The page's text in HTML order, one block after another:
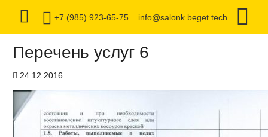
+7 (985) 923-65-75 info@salonk.beget.tech
Перечень услуг 6
24.12.2016